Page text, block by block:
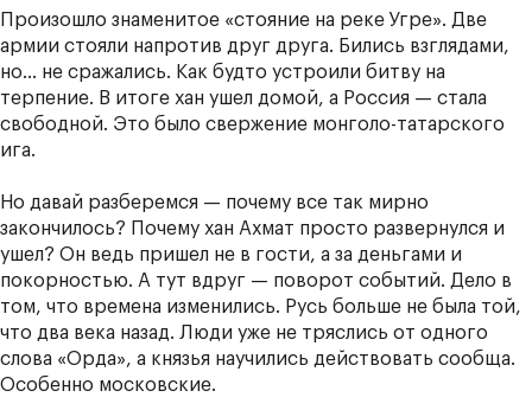
Произошло знаменитое «стояние на реке Угре». Две
армии стояли напротив друг друга. Бились взглядами,
но… не сражались. Как будто устроили битву на
терпение. В итоге хан ушел домой, а Россия — стала
свободной. Это было свержение монголо-татарского
ига.
Но давай разберемся — почему все так мирно
закончилось? Почему хан Ахмат просто развернулся и
ушел? Он ведь пришел не в гости, а за деньгами и
покорностью. А тут вдруг — поворот событий. Дело в
том, что времена изменились. Русь больше не была той,
что два века назад. Люди уже не тряслись от одного
слова «Орда», а князья научились действовать сообща.
Особенно московские.